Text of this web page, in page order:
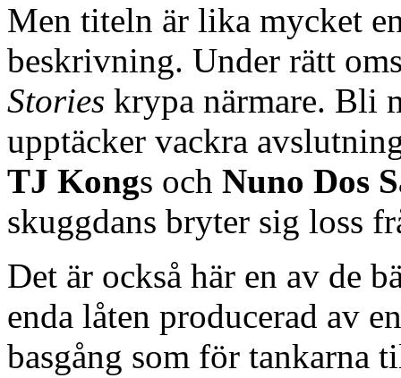
Men titeln är lika mycket
beskrivning. Under rätt
Stories krypa närmare. Bli
upptäcker vackra
TJ Kongs och Nuno Dos
skuggdans bryter sig loss
Det är också här en av de
enda låten producerad av
basgång som för tankarna